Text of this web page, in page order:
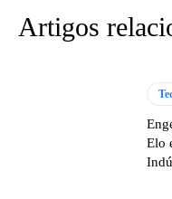
Artigos
Elo